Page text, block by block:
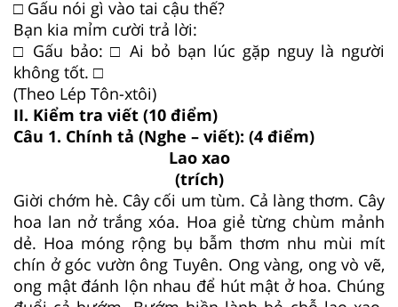
□ Gấu nói gì vào tai cậu thế?
Bạn kia mỉm cười trả lời:
□ Gấu bảo: □ Ai bỏ bạn lúc gặp nguy là người
không tốt. □
(Theo Lép Tôn-xtôi)
II. Kiểm tra viết (10 điểm)
Câu 1. Chính tả (Nghe – viết): (4 điểm)
Lao xao
(trích)
Giời chớm hè. Cây cối um tùm. Cả làng thơm. Cây
hoa lan nở trắng xóa. Hoa giẻ từng chùm mảnh
dẻ. Hoa móng rộng bụ bẫm thơm nhu mùi mít
chín ở góc vườn ông Tuyên. Ong vàng, ong vò vẽ,
ong mật đánh lộn nhau để hút mật ở hoa. Chúng